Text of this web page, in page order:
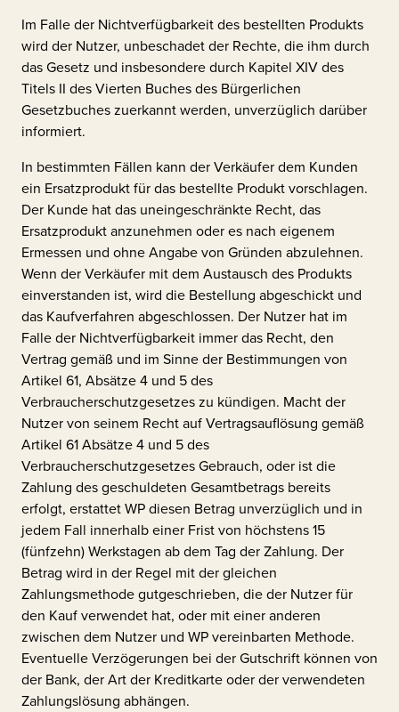
Im Falle der Nichtverfügbarkeit des bestellten Produkts
wird der Nutzer, unbeschadet der Rechte, die ihm durch
das Gesetz und insbesondere durch Kapitel XIV des
Titels II des Vierten Buches des Bürgerlichen
Gesetzbuches zuerkannt werden, unverzüglich darüber
informiert.
In bestimmten Fällen kann der Verkäufer dem Kunden
ein Ersatzprodukt für das bestellte Produkt vorschlagen.
Der Kunde hat das uneingeschränkte Recht, das
Ersatzprodukt anzunehmen oder es nach eigenem
Ermessen und ohne Angabe von Gründen abzulehnen.
Wenn der Verkäufer mit dem Austausch des Produkts
einverstanden ist, wird die Bestellung abgeschickt und
das Kaufverfahren abgeschlossen. Der Nutzer hat im
Falle der Nichtverfügbarkeit immer das Recht, den
Vertrag gemäß und im Sinne der Bestimmungen von
Artikel 61, Absätze 4 und 5 des
Verbraucherschutzgesetzes zu kündigen. Macht der
Nutzer von seinem Recht auf Vertragsauflösung gemäß
Artikel 61 Absätze 4 und 5 des
Verbraucherschutzgesetzes Gebrauch, oder ist die
Zahlung des geschuldeten Gesamtbetrags bereits
erfolgt, erstattet WP diesen Betrag unverzüglich und in
jedem Fall innerhalb einer Frist von höchstens 15
(fünfzehn) Werkstagen ab dem Tag der Zahlung. Der
Betrag wird in der Regel mit der gleichen
Zahlungsmethode gutgeschrieben, die der Nutzer für
den Kauf verwendet hat, oder mit einer anderen
zwischen dem Nutzer und WP vereinbarten Methode.
Eventuelle Verzögerungen bei der Gutschrift können von
der Bank, der Art der Kreditkarte oder der verwendeten
Zahlungslösung abhängen.